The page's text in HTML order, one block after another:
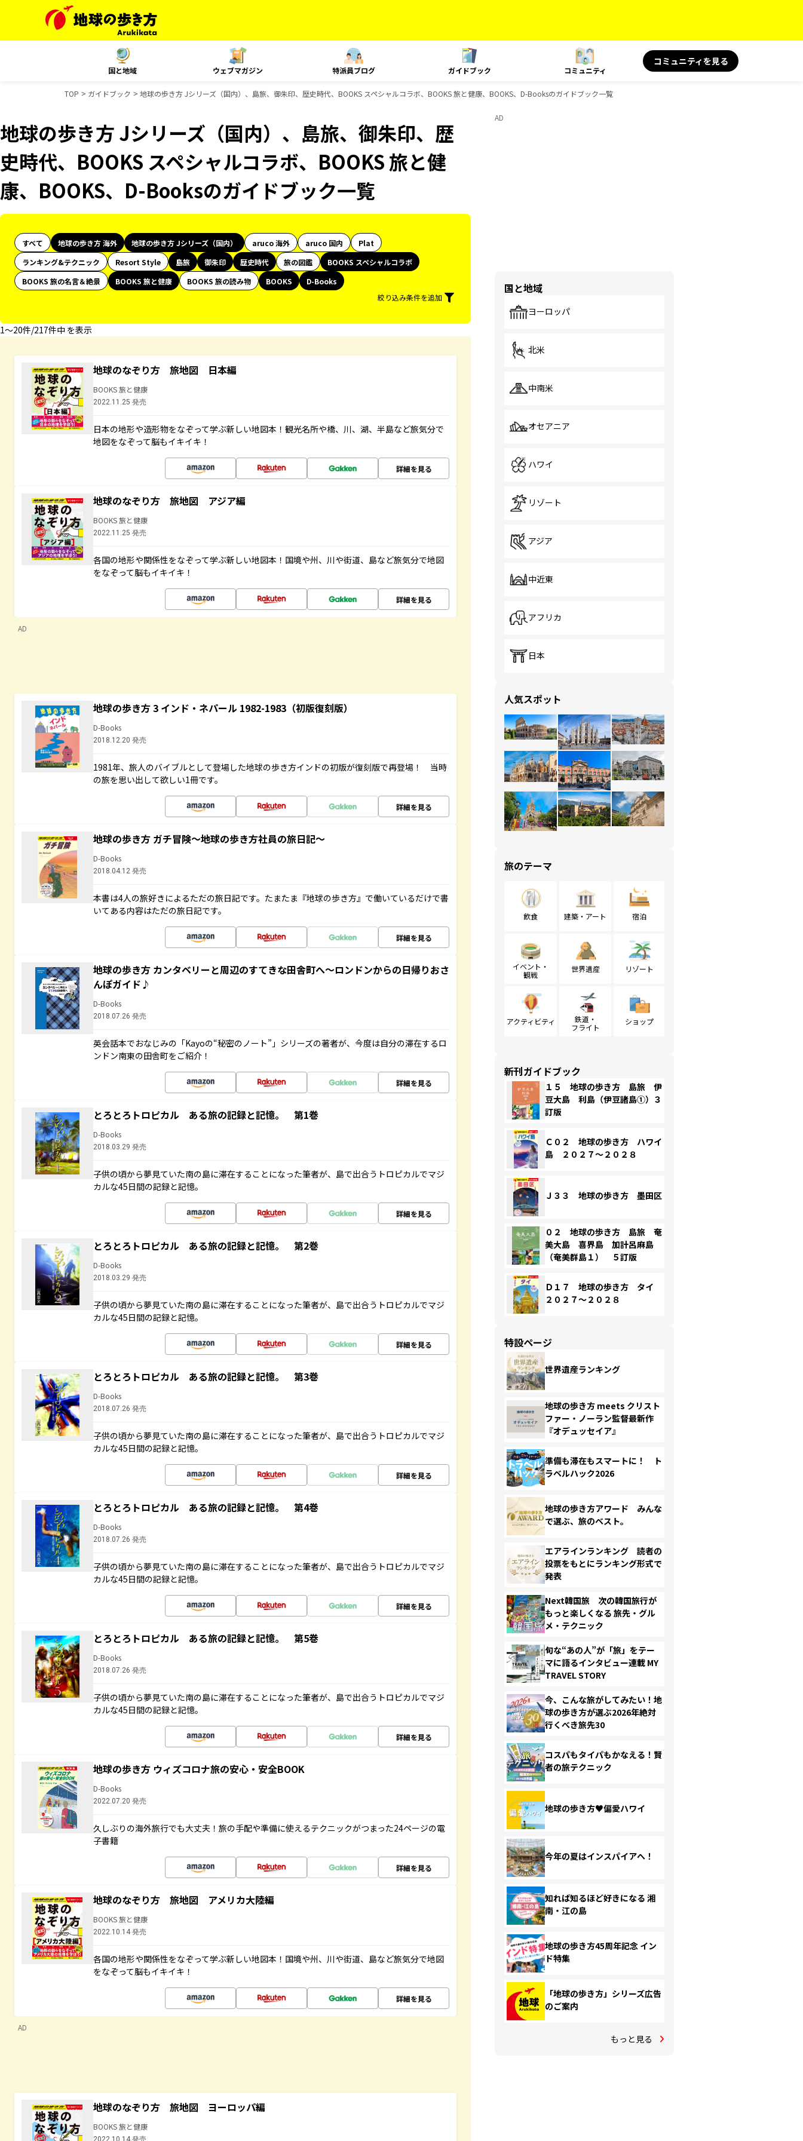
国と地域 ウェブマガジン 特派員ブログ ガイドブック コミュニティ
コミュニティを見る
TOP ガイドブック 地球の歩き方 Jシリーズ（国内）、島旅、御朱印、歴史時代、BOOKS スペシャルコラボ、BOOKS 旅と健康、BOOKS、D-Booksのガイドブック一覧
地球の歩き方 Jシリーズ（国内）、島旅、御朱印、歴
史時代、BOOKS スペシャルコラボ、BOOKS 旅と健
康、BOOKS、D-Booksのガイドブック一覧
すべて 地球の歩き方 海外 地球の歩き方 Jシリーズ（国内） aruco 海外 aruco 国内
Plat
ランキング&テクニック
Resort Style 島旅 御朱印 歴史時代 旅の図鑑
BOOKS スペシャルコラボ
BOOKS 旅の名言＆絶景
BOOKS 旅と健康 BOOKS 旅の読み物 BOOKS
D-Books
絞り込み条件を追加
1〜20件/217件中 を表示
地球のなぞり方 旅地図 日本編
BOOKS 旅と健康
2022.11.25 発売
日本の地形や造形物をなぞって学ぶ新しい地図本！観光名所や橋、川、湖、半島など旅気分で
地図をなぞって脳もイキイキ！
詳細を見る
地球のなぞり方 旅地図 アジア編
BOOKS 旅と健康
2022.11.25 発売
各国の地形や関係性をなぞって学ぶ新しい地図本！国境や州、川や街道、島など旅気分で地図
をなぞって脳もイキイキ！
詳細を見る
AD
地球の歩き方 3 インド・ネパール 1982-1983（初版復刻版）
D-Books
2018.12.20 発売
1981年、旅人のバイブルとして登場した地球の歩き方インドの初版が復刻版で再登場！ 当時
の旅を思い出して欲しい1冊です。
詳細を見る
地球の歩き方 ガチ冒険～地球の歩き方社員の旅日記～
D-Books
2018.04.12 発売
本書は4人の旅好きによるただの旅日記です。たまたま『地球の歩き方』で働いているだけで書
いてある内容はただの旅日記です。
詳細を見る
地球の歩き方 カンタベリーと周辺のすてきな田舎町へ～ロンドンからの日帰りおさ
んぽガイド♪
D-Books
2018.07.26 発売
英会話本でおなじみの「Kayoの“秘密のノート”」シリーズの著者が、今度は自分の滞在するロ
ンドン南東の田舎町をご紹介！
詳細を見る
とろとろトロピカル ある旅の記録と記憶。 第1巻
D-Books
2018.03.29 発売
子供の頃から夢見ていた南の島に滞在することになった筆者が、島で出合うトロピカルでマジ
カルな45日間の記録と記憶。
詳細を見る
とろとろトロピカル ある旅の記録と記憶。 第2巻
D-Books
2018.03.29 発売
子供の頃から夢見ていた南の島に滞在することになった筆者が、島で出合うトロピカルでマジ
カルな45日間の記録と記憶。
詳細を見る
とろとろトロピカル ある旅の記録と記憶。 第3巻
D-Books
2018.07.26 発売
子供の頃から夢見ていた南の島に滞在することになった筆者が、島で出合うトロピカルでマジ
カルな45日間の記録と記憶。
詳細を見る
とろとろトロピカル ある旅の記録と記憶。 第4巻
D-Books
2018.07.26 発売
子供の頃から夢見ていた南の島に滞在することになった筆者が、島で出合うトロピカルでマジ
カルな45日間の記録と記憶。
詳細を見る
とろとろトロピカル ある旅の記録と記憶。 第5巻
D-Books
2018.07.26 発売
子供の頃から夢見ていた南の島に滞在することになった筆者が、島で出合うトロピカルでマジ
カルな45日間の記録と記憶。
詳細を見る
地球の歩き方 ウィズコロナ旅の安心・安全BOOK
D-Books
2022.07.20 発売
久しぶりの海外旅行でも大丈夫！旅の手配や準備に使えるテクニックがつまった24ページの電
子書籍
詳細を見る
地球のなぞり方 旅地図 アメリカ大陸編
BOOKS 旅と健康
2022.10.14 発売
各国の地形や関係性をなぞって学ぶ新しい地図本！国境や州、川や街道、島など旅気分で地図
をなぞって脳もイキイキ！
詳細を見る
AD
地球のなぞり方 旅地図 ヨーロッパ編
BOOKS 旅と健康
2022.10.14 発売
AD
国と地域
ヨーロッパ
北米
中南米
オセアニア
ハワイ
リゾート
アジア
中近東
アフリカ
日本
人気スポット
旅のテーマ
飲食 建築・アート 宿泊
イベント・
観戦
世界遺産 リゾート
アクティビティ
鉄道・
フライト
ショップ
新刊ガイドブック
１５ 地球の歩き方 島旅 伊
豆大島 利島（伊豆諸島①）３
訂版
Ｃ０２ 地球の歩き方 ハワイ
島 ２０２７～２０２８
Ｊ３３ 地球の歩き方 墨田区
０２ 地球の歩き方 島旅 奄
美大島 喜界島 加計呂麻島
（奄美群島１） ５訂版
Ｄ１７ 地球の歩き方 タイ
２０２７～２０２８
特設ページ
世界遺産ランキング
地球の歩き方 meets クリスト
ファー・ノーラン監督最新作
『オデュッセイア』
準備も滞在もスマートに！ ト
ラベルハック2026
地球の歩き方アワード みんな
で選ぶ、旅のベスト。
エアラインランキング 読者の
投票をもとにランキング形式で
発表
Next韓国旅 次の韓国旅行が
もっと楽しくなる 旅先・グル
メ・テクニック
旬な“あの人”が「旅」をテー
マに語るインタビュー連載 MY
TRAVEL STORY
今、こんな旅がしてみたい！地
球の歩き方が選ぶ2026年絶対
行くべき旅先30
コスパもタイパもかなえる！賢
者の旅テクニック
地球の歩き方♥偏愛ハワイ
今年の夏はインスパイアへ！
知れば知るほど好きになる 湘
南・江の島
地球の歩き方45周年記念 イン
ド特集
「地球の歩き方」シリーズ広告
のご案内
もっと見る